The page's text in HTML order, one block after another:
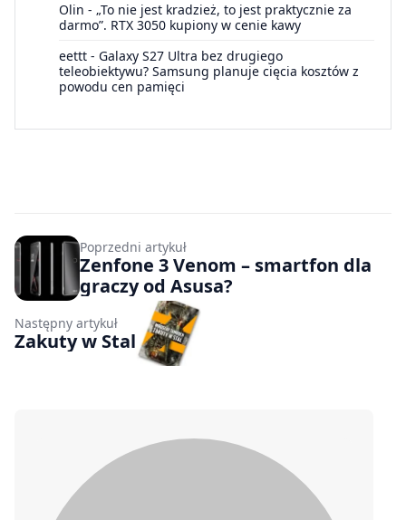
Olin - „To nie jest kradzież, to jest praktycznie za
darmo”. RTX 3050 kupiony w cenie kawy
eettt - Galaxy S27 Ultra bez drugiego
teleobiektywu? Samsung planuje cięcia kosztów z
powodu cen pamięci
Poprzedni artykuł
Zenfone 3 Venom – smartfon dla
graczy od Asusa?
Następny artykuł
Zakuty w Stal